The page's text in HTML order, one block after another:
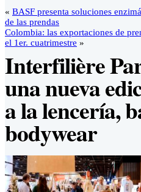
« BASF presenta soluciones
de las prendas
Colombia: las exportaciones de
el 1er. cuatrimestre »
Interfilière
una nueva
a la lencería,
bodywear